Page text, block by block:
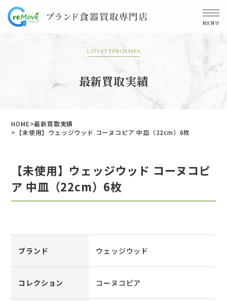
MENU
LATEST PURCHASES
最新買取実績
HOME
最新買取実績
【未使用】ウェッジウッド コーヌコピア 中皿（22cm）6枚
【未使用】ウェッジウッド コーヌコピ
ア 中皿（22cm）6枚
ブランド ウェッジウッド
コレクション コーヌコピア